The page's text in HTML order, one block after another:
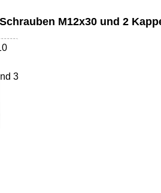
M12x30 und 2
3